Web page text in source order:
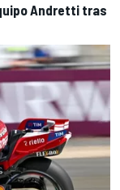
Andretti tras